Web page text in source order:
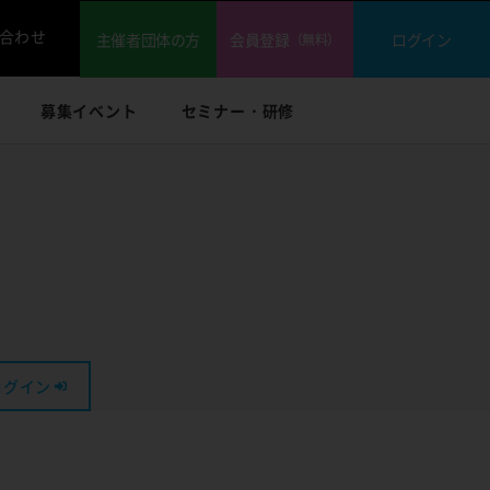
わせ 主催者団体の方 会員登録 （無料） ログイン
募集イベント セミナー・研修
イン